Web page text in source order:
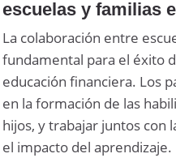
escuelas y familias
La colaboración entre
fundamental para el éxito
educación financiera. Los
en la formación de las
hijos, y trabajar juntos con
el impacto del aprendizaje.